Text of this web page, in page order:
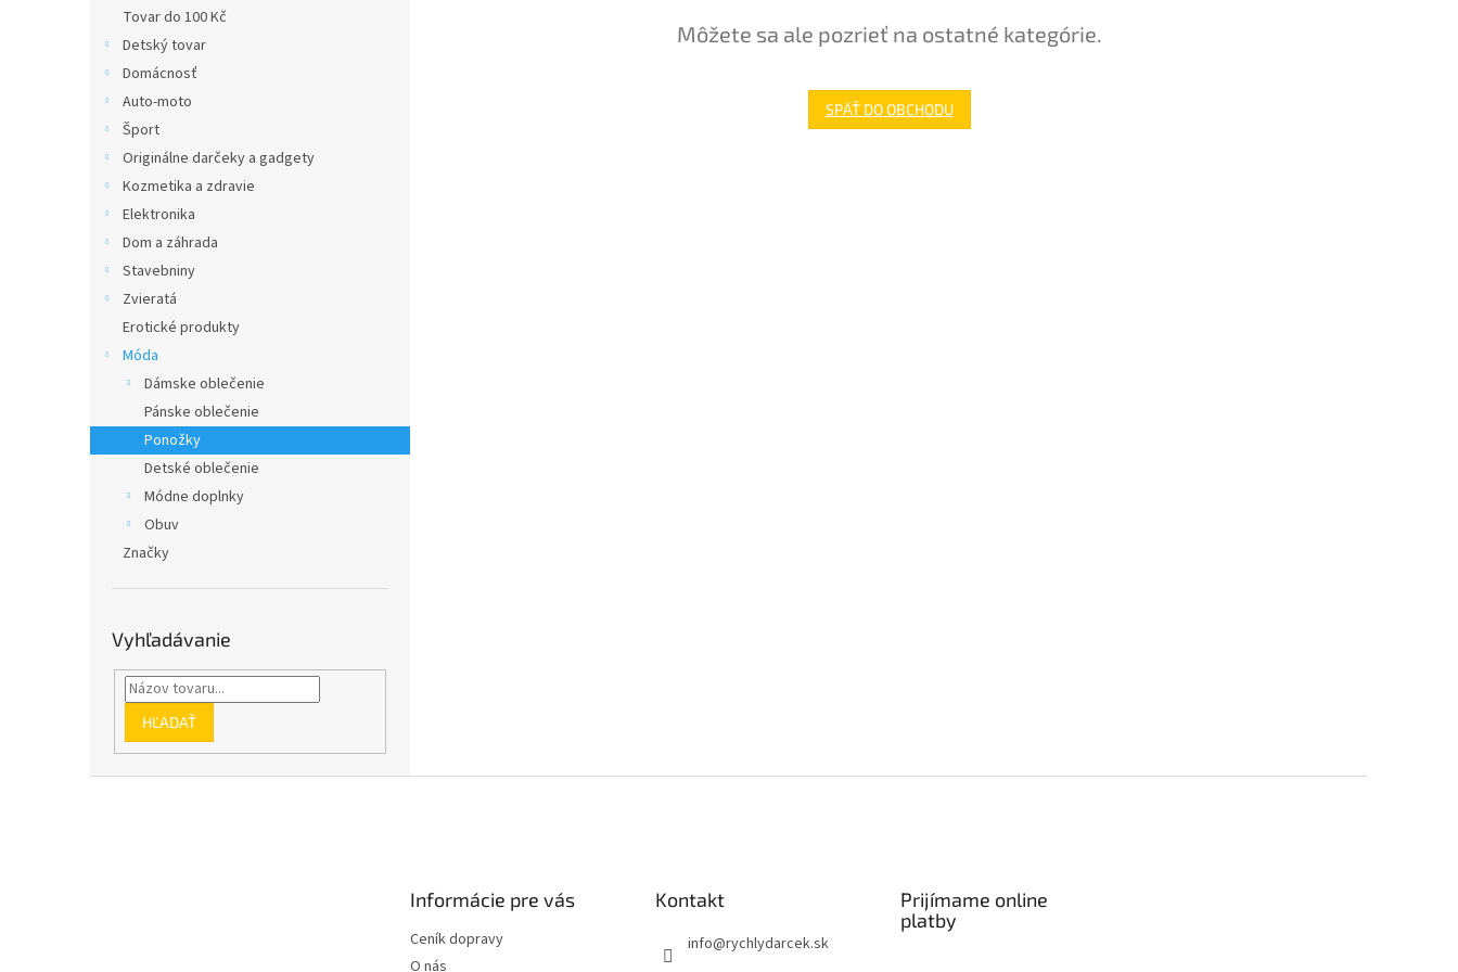
Tovar do 100 Kč
Detský tovar
Domácnosť
Auto-moto
Šport
Originálne darčeky a gadgety
Kozmetika a zdravie
Elektronika
Dom a záhrada
Stavebniny
Zvieratá
Erotické produkty
Móda
Dámske oblečenie
Pánske oblečenie
Ponožky
Detské oblečenie
Módne doplnky
Obuv
Značky
Vyhľadávanie
HĽADAŤ
Môžete sa ale pozrieť na ostatné kategórie.
SPÄŤ DO OBCHODU
Informácie pre vás
Ceník dopravy
O nás
Kontakt
info@rychlydarcek.sk
Prijímame online
platby